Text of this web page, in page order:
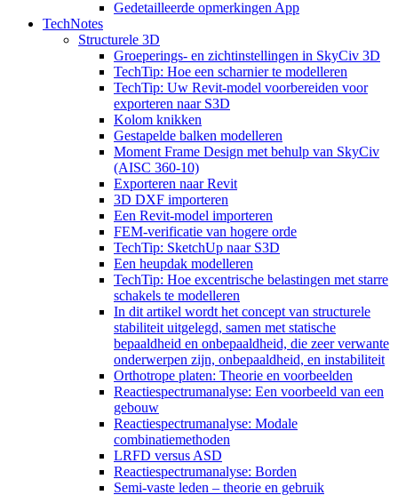
Gedetailleerde opmerkingen App
TechNotes
Structurele 3D
Groeperings- en zichtinstellingen in SkyCiv 3D
TechTip: Hoe een scharnier te modelleren
TechTip: Uw Revit-model voorbereiden voor
exporteren naar S3D
Kolom knikken
Gestapelde balken modelleren
Moment Frame Design met behulp van SkyCiv
(AISC 360-10)
Exporteren naar Revit
3D DXF importeren
Een Revit-model importeren
FEM-verificatie van hogere orde
TechTip: SketchUp naar S3D
Een heupdak modelleren
TechTip: Hoe excentrische belastingen met starre
schakels te modelleren
In dit artikel wordt het concept van structurele
stabiliteit uitgelegd, samen met statische
bepaaldheid en onbepaaldheid, die zeer verwante
onderwerpen zijn, onbepaaldheid, en instabiliteit
Orthotrope platen: Theorie en voorbeelden
Reactiespectrumanalyse: Een voorbeeld van een
gebouw
Reactiespectrumanalyse: Modale
combinatiemethoden
LRFD versus ASD
Reactiespectrumanalyse: Borden
Semi-vaste leden – theorie en gebruik